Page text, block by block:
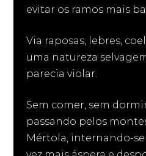
evitar os ramos mais
Via raposas, lebres,
uma natureza
parecia violar.
Sem comer, sem
passando pelos
Mértola, internando-